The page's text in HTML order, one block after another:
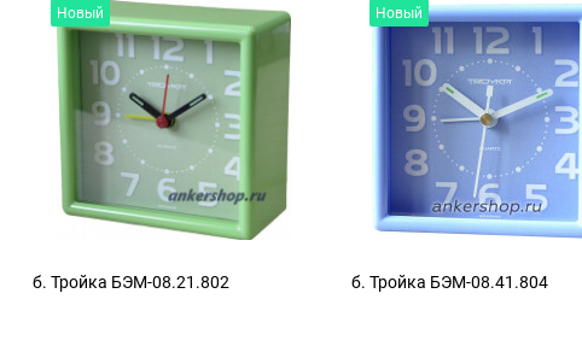
Новый
б. Тройка БЭМ-08.21.802
Новый
б. Тройка БЭМ-08.41.804